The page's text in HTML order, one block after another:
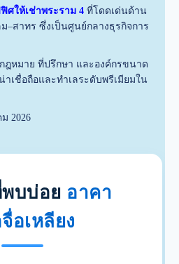
ศให้เช่าพระราม 4 ที่โดดเด่นด้าน
ม–สาทร ซึ่งเป็นศูนย์กลางธุรกิจการ
ฎหมาย ที่ปรึกษา และองค์กรขนาด
เชื่อถือและทำเลระดับพรีเมียมใน
2026
บบ่อย อาคา
อเหลียง